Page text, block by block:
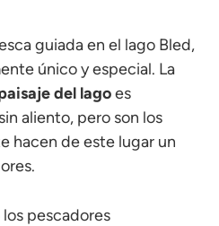
guiada en el lago Bled,
único y especial. La
del lagoes
aliento, pero son los
hacen de este lugar un
pescadores